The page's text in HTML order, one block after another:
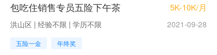
包吃住销售专员五险下午茶 5K-10K/月
洪山区 | 经验不限 | 学历不限 2021-09-28
五险一金 年终奖